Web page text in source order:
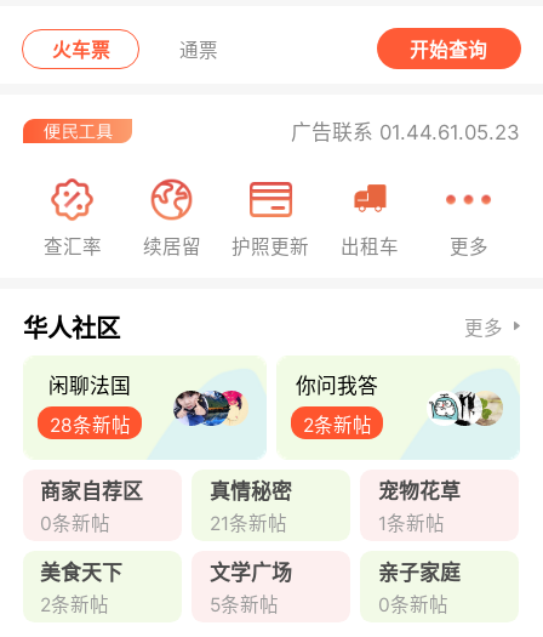
火车票 通票 开始查询
广告联系 01.44.61.05.23
查汇率 续居留 护照更新 出租车 更多
华人社区 更多
闲聊法国
28条新帖
你问我答
2条新帖
商家自荐区
0条新帖
真情秘密
21条新帖
宠物花草
1条新帖
美食天下
2条新帖
文学广场
5条新帖
亲子家庭
0条新帖